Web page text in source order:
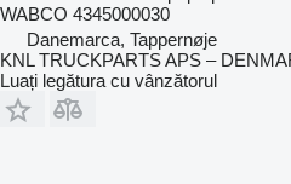
WABCO 4345000030
Danemarca, Tappernøje
KNL TRUCKPARTS APS –
Luați legătura cu vânzătorul